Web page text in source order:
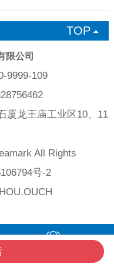
TOP 
限公司
9999-109
厦龙王庙工业区10、11
All Rights
号-2